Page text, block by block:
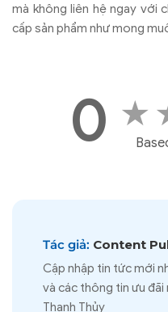
mà không liên hệ ngay với
cấp sản phẩm như mong
0 ★
Tác giả: Content
Cập nhập tin tức mới
và các thông tin ưu đãi
Thanh Thủy